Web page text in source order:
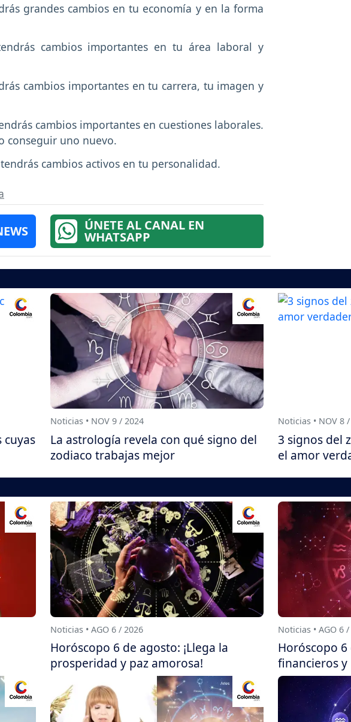
grandes cambios en tu economía y en la forma
cambios importantes en tu área laboral y
cambios importantes en tu carrera, tu imagen y
cambios importantes en cuestiones laborales.
conseguir uno nuevo.
tendrás cambios activos en tu personalidad.
ÚNETE AL CANAL EN
WHATSAPP
cuyas
Noticias • NOV 9 / 2024
La astrología revela con qué signo del
zodiaco trabajas mejor
Noticias • NOV 8
3 signos del
el amor
Noticias • AGO 6 / 2026
Horóscopo 6 de agosto: ¡Llega la
prosperidad y paz amorosa!
Noticias • AGO 6
Horóscopo 6
financieros